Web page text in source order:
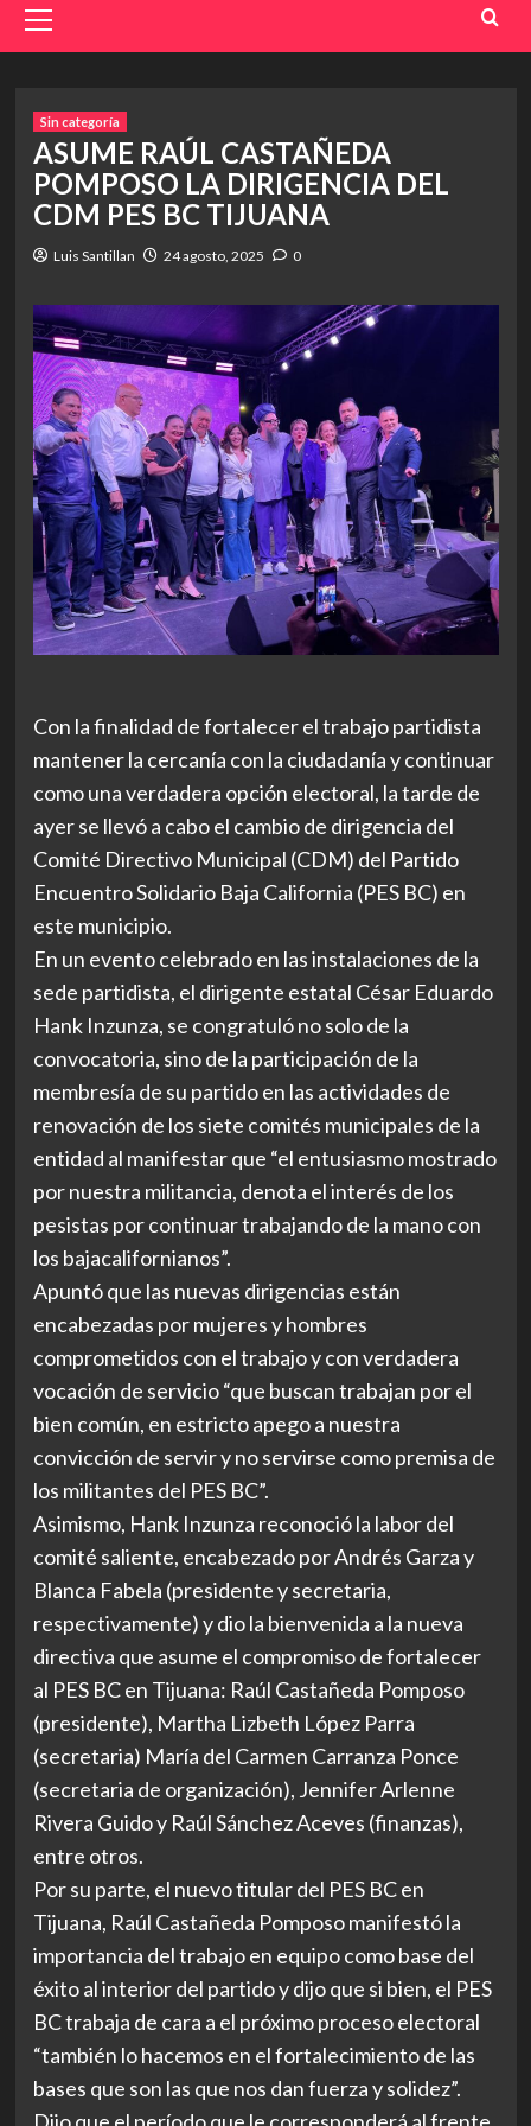
Menu
Sin categoría
ASUME RAÚL CASTAÑEDA
POMPOSO LA DIRIGENCIA DEL
CDM PES BC TIJUANA
Luis Santillan 24 agosto, 2025 0
Con la finalidad de fortalecer el trabajo partidista
mantener la cercanía con la ciudadanía y continuar
como una verdadera opción electoral, la tarde de
ayer se llevó a cabo el cambio de dirigencia del
Comité Directivo Municipal (CDM) del Partido
Encuentro Solidario Baja California (PES BC) en
este municipio.
En un evento celebrado en las instalaciones de la
sede partidista, el dirigente estatal César Eduardo
Hank Inzunza, se congratuló no solo de la
convocatoria, sino de la participación de la
membresía de su partido en las actividades de
renovación de los siete comités municipales de la
entidad al manifestar que “el entusiasmo mostrado
por nuestra militancia, denota el interés de los
pesistas por continuar trabajando de la mano con
los bajacalifornianos”.
Apuntó que las nuevas dirigencias están
encabezadas por mujeres y hombres
comprometidos con el trabajo y con verdadera
vocación de servicio “que buscan trabajan por el
bien común, en estricto apego a nuestra
convicción de servir y no servirse como premisa de
los militantes del PES BC”.
Asimismo, Hank Inzunza reconoció la labor del
comité saliente, encabezado por Andrés Garza y
Blanca Fabela (presidente y secretaria,
respectivamente) y dio la bienvenida a la nueva
directiva que asume el compromiso de fortalecer
al PES BC en Tijuana: Raúl Castañeda Pomposo
(presidente), Martha Lizbeth López Parra
(secretaria) María del Carmen Carranza Ponce
(secretaria de organización), Jennifer Arlenne
Rivera Guido y Raúl Sánchez Aceves (finanzas),
entre otros.
Por su parte, el nuevo titular del PES BC en
Tijuana, Raúl Castañeda Pomposo manifestó la
importancia del trabajo en equipo como base del
éxito al interior del partido y dijo que si bien, el PES
BC trabaja de cara a el próximo proceso electoral
“también lo hacemos en el fortalecimiento de las
bases que son las que nos dan fuerza y solidez”.